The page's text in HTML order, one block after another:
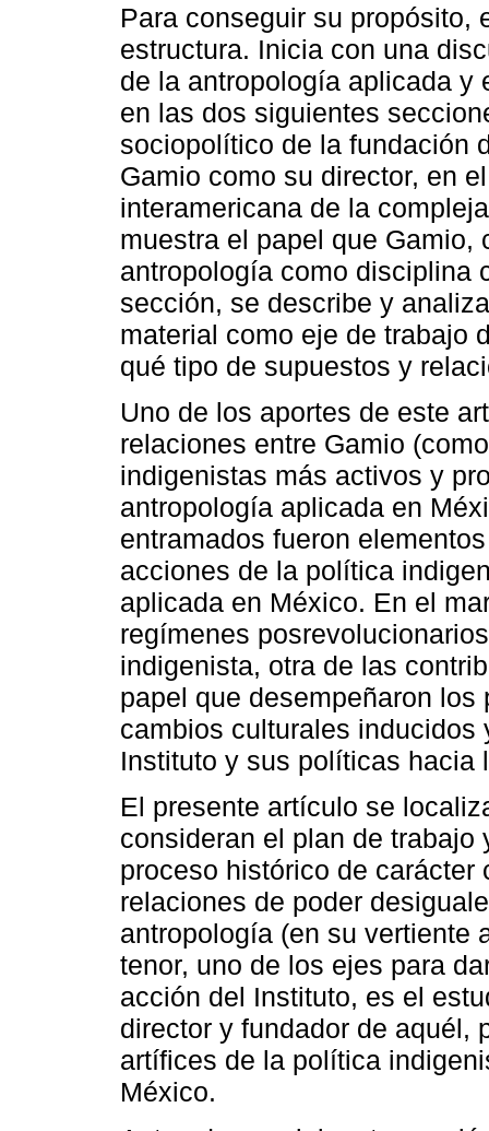
Para conseguir su propósito,
estructura. Inicia con una
de la antropología aplicada y
en las dos siguientes
sociopolítico de la fundación
Gamio como su director, en
interamericana de la
muestra el papel que Gamio,
antropología como disciplina
sección, se describe y
material como eje de trabajo
qué tipo de supuestos y
Uno de los aportes de este
relaciones entre Gamio
indigenistas más activos y
antropología aplicada en
entramados fueron
acciones de la política
aplicada en México. En el
regímenes
indigenista, otra de las
papel que desempeñaron los
cambios culturales inducidos
Instituto y sus políticas hacia
El presente artículo se
consideran el plan de
proceso histórico de
relaciones de poder
antropología (en su vertiente
tenor, uno de los ejes para
acción del Instituto, es el
director y fundador de aquél,
artífices de la política
México.